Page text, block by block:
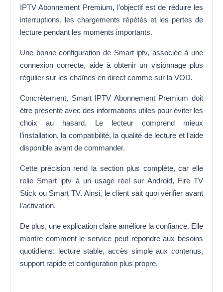
IPTV Abonnement Premium, l’objectif est de réduire les
interruptions, les chargements répétés et les pertes de
lecture pendant les moments importants.
Une bonne configuration de Smart iptv, associée à une
connexion correcte, aide à obtenir un visionnage plus
régulier sur les chaînes en direct comme sur la VOD.
Concrètement, Smart IPTV Abonnement Premium doit
être présenté avec des informations utiles pour éviter les
choix au hasard. Le lecteur comprend mieux
l’installation, la compatibilité, la qualité de lecture et l’aide
disponible avant de commander.
Cette précision rend la section plus complète, car elle
relie Smart iptv à un usage réel sur Android, Fire TV
Stick ou Smart TV. Ainsi, le client sait quoi vérifier avant
l’activation.
De plus, une explication claire améliore la confiance. Elle
montre comment le service peut répondre aux besoins
quotidiens: lecture stable, accès simple aux contenus,
support rapide et configuration plus propre.